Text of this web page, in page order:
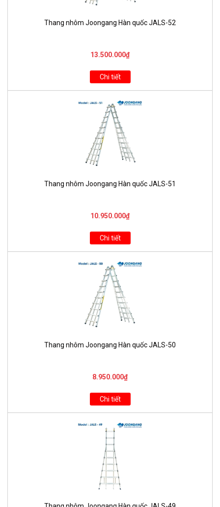
Thang nhôm Joongang Hàn quốc JALS-52
13.500.000₫
Chi tiết
Thang nhôm Joongang Hàn quốc JALS-51
10.950.000₫
Chi tiết
Thang nhôm Joongang Hàn quốc JALS-50
8.950.000₫
Chi tiết